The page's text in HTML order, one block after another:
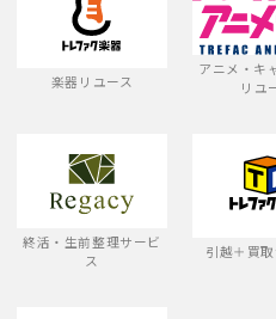
楽器リユース
アニメ・キ
リユ
終活・生前整理サービ
ス
引越＋買